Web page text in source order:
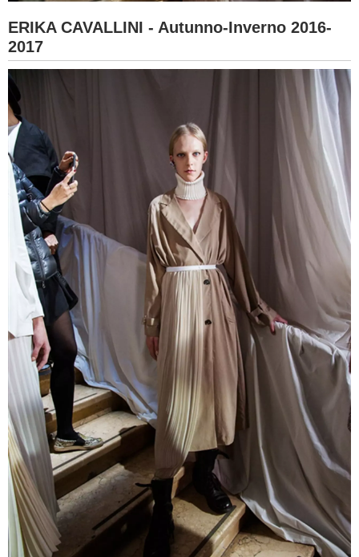
ERIKA CAVALLINI - Autunno-Inverno 2016-
2017